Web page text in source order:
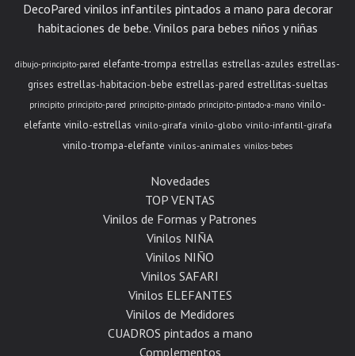
DecoPared vinilos infantiles pintados a mano para decorar
habitaciones de bebe. Vinilos para bebes niños y niñas
dibujo-principito-pared elefante-trompa estrellas estrellas-azules estrellas-
grises estrellas-habitacion-bebe estrellas-pared estrellitas-sueltas
principito principito-pared principito-pintado principito-pintado-a-mano vinilo-
elefante vinilo-estrellas vinilo-girafa vinilo-globo vinilo-infantil-girafa
vinilo-trompa-elefante vinilos-animales vinilos-bebes
Novedades
TOP VENTAS
Vinilos de Formas y Patrones
Vinilos NIÑA
Vinilos NIÑO
Vinilos SAFARI
Vinilos ELEFANTES
Vinilos de Medidores
CUADROS pintados a mano
Complementos